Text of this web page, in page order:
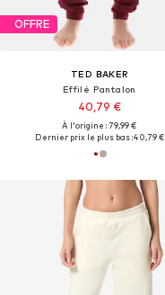
OFFRE
TED BAKER
Effilé Pantalon
40,79 €
À l'origine : 79,99 €
Dernier prix le plus bas :40,79 €